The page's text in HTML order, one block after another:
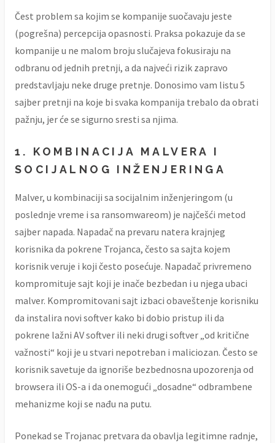
Čest problem sa kojim se kompanije suočavaju jeste
(pogrešna) percepcija opasnosti. Praksa pokazuje da se
kompanije u ne malom broju slučajeva fokusiraju na
odbranu od jednih pretnji, a da najveći rizik zapravo
predstavljaju neke druge pretnje. Donosimo vam listu 5
sajber pretnji na koje bi svaka kompanija trebalo da obrati
pažnju, jer će se sigurno sresti sa njima.
1. KOMBINACIJA MALVERA I
SOCIJALNOG INŽENJERINGA
Malver, u kombinaciji sa socijalnim inženjeringom (u
poslednje vreme i sa ransomwareom) je najčešći metod
sajber napada. Napadač na prevaru natera krajnjeg
korisnika da pokrene Trojanca, često sa sajta kojem
korisnik veruje i koji često posećuje. Napadač privremeno
kompromituje sajt koji je inače bezbedan i u njega ubaci
malver. Kompromitovani sajt izbaci obaveštenje korisniku
da instalira novi softver kako bi dobio pristup ili da
pokrene lažni AV softver ili neki drugi softver „od kritične
važnosti“ koji je u stvari nepotreban i maliciozan. Često se
korisnik savetuje da ignoriše bezbednosna upozorenja od
browsera ili OS-a i da onemogući „dosadne“ odbrambene
mehanizme koji se nađu na putu.
Ponekad se Trojanac pretvara da obavlja legitimne radnje,